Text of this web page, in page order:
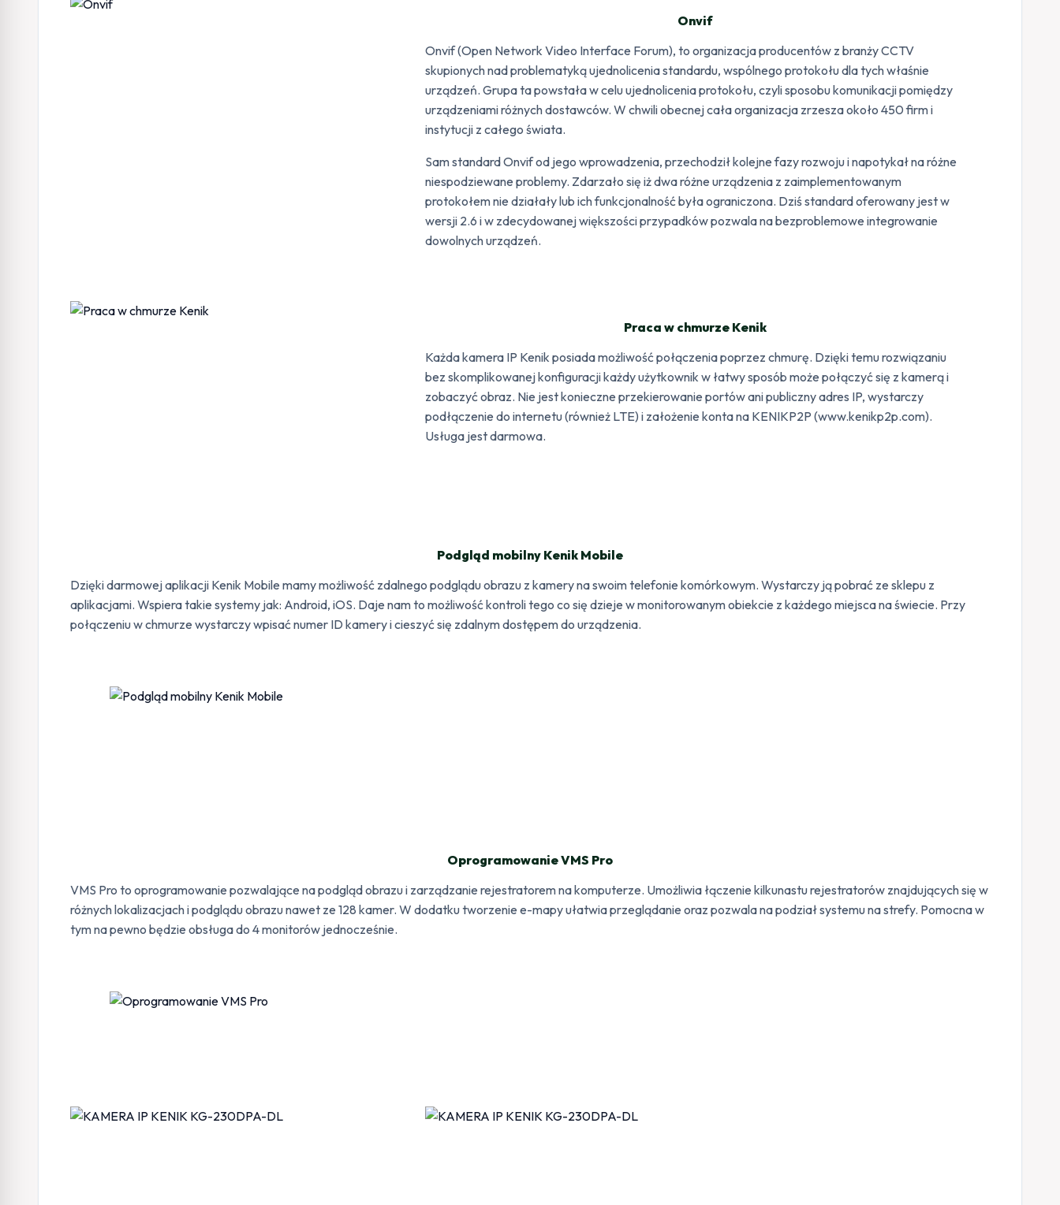
Onvif
Onvif (Open Network Video Interface Forum), to organizacja producentów z branży CCTV
skupionych nad problematyką ujednolicenia standardu, wspólnego protokołu dla tych właśnie
urządzeń. Grupa ta powstała w celu ujednolicenia protokołu, czyli sposobu komunikacji pomiędzy
urządzeniami różnych dostawców. W chwili obecnej cała organizacja zrzesza około 450 firm i
instytucji z całego świata.
Sam standard Onvif od jego wprowadzenia, przechodził kolejne fazy rozwoju i napotykał na różne
niespodziewane problemy. Zdarzało się iż dwa różne urządzenia z zaimplementowanym
protokołem nie działały lub ich funkcjonalność była ograniczona. Dziś standard oferowany jest w
wersji 2.6 i w zdecydowanej większości przypadków pozwala na bezproblemowe integrowanie
dowolnych urządzeń.
Praca w chmurze Kenik
Każda kamera IP Kenik posiada możliwość połączenia poprzez chmurę. Dzięki temu rozwiązaniu
bez skomplikowanej konfiguracji każdy użytkownik w łatwy sposób może połączyć się z kamerą i
zobaczyć obraz. Nie jest konieczne przekierowanie portów ani publiczny adres IP, wystarczy
podłączenie do internetu (również LTE) i założenie konta na KENIKP2P (www.kenikp2p.com).
Usługa jest darmowa.
Podgląd mobilny Kenik Mobile
Dzięki darmowej aplikacji Kenik Mobile mamy możliwość zdalnego podglądu obrazu z kamery na swoim telefonie komórkowym. Wystarczy ją pobrać ze sklepu z
aplikacjami. Wspiera takie systemy jak: Android, iOS. Daje nam to możliwość kontroli tego co się dzieje w monitorowanym obiekcie z każdego miejsca na świecie. Przy
połączeniu w chmurze wystarczy wpisać numer ID kamery i cieszyć się zdalnym dostępem do urządzenia.
Oprogramowanie VMS Pro
VMS Pro to oprogramowanie pozwalające na podgląd obrazu i zarządzanie rejestratorem na komputerze. Umożliwia łączenie kilkunastu rejestratorów znajdujących się w
różnych lokalizacjach i podglądu obrazu nawet ze 128 kamer. W dodatku tworzenie e-mapy ułatwia przeglądanie oraz pozwala na podział systemu na strefy. Pomocna w
tym na pewno będzie obsługa do 4 monitorów jednocześnie.